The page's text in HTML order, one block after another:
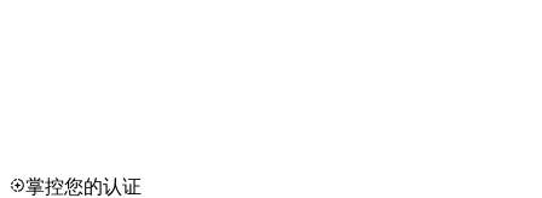
掌控您的认证